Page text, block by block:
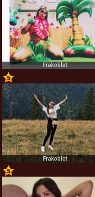
Frakoblet
5
21
Frakoblet
5